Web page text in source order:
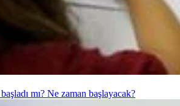
mı? Ne zaman başlayacak?